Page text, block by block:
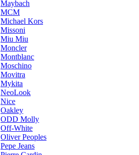
Maybach
MCM
Michael Kors
Missoni
Miu Miu
Moncler
Montblanc
Moschino
Movitra
Mykita
NeoLook
Nice
Oakley
ODD Molly
Off-White
Oliver Peoples
Pepe Jeans